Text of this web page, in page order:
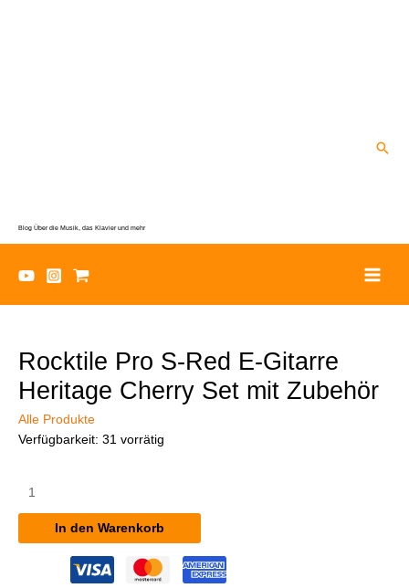
Blog Über die Musik, das Klavier und mehr
Rocktile Pro S-Red E-Gitarre
Heritage Cherry Set mit Zubehör
Alle Produkte
Verfügbarkeit: 31 vorrätig
Pro
Red
In den Warenkorb